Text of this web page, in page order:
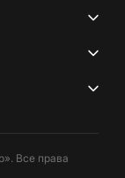
Все права